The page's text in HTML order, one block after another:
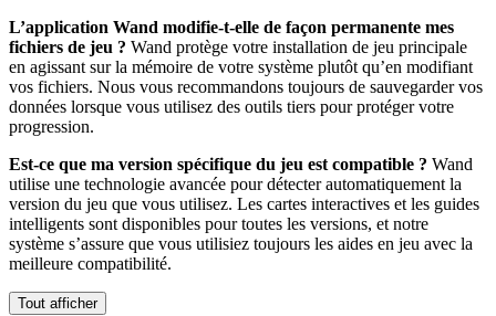
L’application Wand modifie-t-elle de façon permanente mes
fichiers de jeu ? Wand protège votre installation de jeu principale
en agissant sur la mémoire de votre système plutôt qu’en modifiant
vos fichiers. Nous vous recommandons toujours de sauvegarder vos
données lorsque vous utilisez des outils tiers pour protéger votre
progression.
Est-ce que ma version spécifique du jeu est compatible ? Wand
utilise une technologie avancée pour détecter automatiquement la
version du jeu que vous utilisez. Les cartes interactives et les guides
intelligents sont disponibles pour toutes les versions, et notre
système s’assure que vous utilisiez toujours les aides en jeu avec la
meilleure compatibilité.
Tout afficher